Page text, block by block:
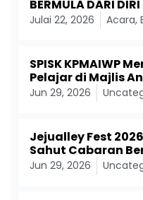
BERMULA DARI DIRI
Julai 22, 2026 Acara,
SPISK KPMAIWP
Pelajar di Majlis
Jun 29, 2026
Jejualley Fest
Sahut Cabaran
Jun 29, 2026